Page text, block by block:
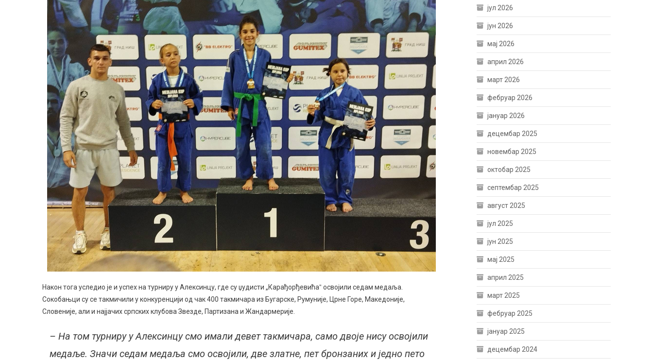
Након тога уследио је и успех на турниру у Алексинцу, где су џудисти „Карађорђевићаˮ освојили седам медаља.
Сокобањци су се такмичили у конкуренцији од чак 400 такмичара из Бугарске, Румуније, Црне Горе, Македоније,
Словеније, али и најјачих српских клубова Звезде, Партизана и Жандармерије.
– На том турниру у Алексинцу смо имали девет такмичара, само двоје нису освојили
медаље. Значи седам медаља смо освојили, две златне, пет бронзаних и једно пето
јул 2026
јун 2026
мај 2026
април 2026
март 2026
фебруар 2026
јануар 2026
децембар 2025
новембар 2025
октобар 2025
септембар 2025
август 2025
јул 2025
јун 2025
мај 2025
април 2025
март 2025
фебруар 2025
јануар 2025
децембар 2024